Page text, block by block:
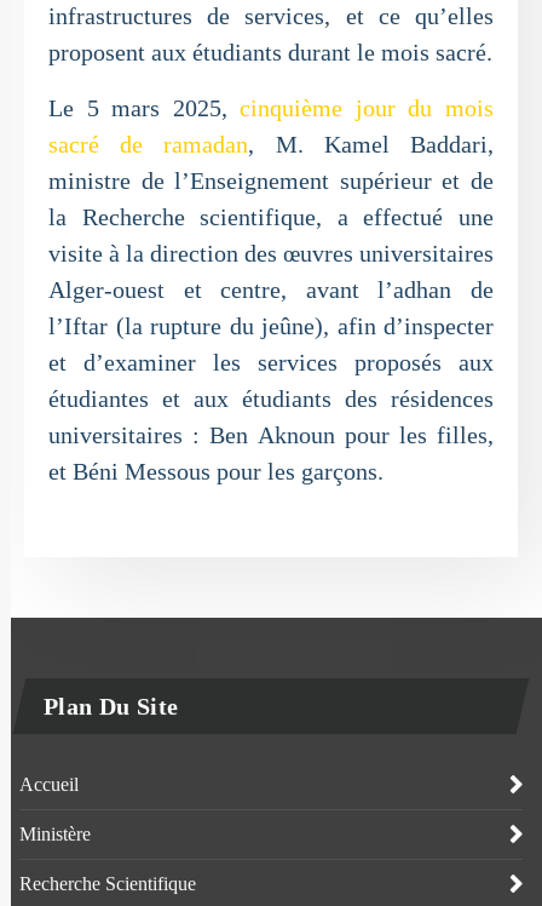
infrastructures de services, et ce qu’elles
proposent aux étudiants durant le mois sacré.
Le 5 mars 2025,cinquième jour du mois
sacré de ramadan, M. Kamel Baddari,
ministre de l’Enseignement supérieur et de
la Recherche scientifique, a effectué une
visite à la direction des œuvres universitaires
Alger-ouest et centre, avant l’adhan de
l’Iftar (la rupture du jeûne), afin d’inspecter
et d’examiner les services proposés aux
étudiantes et aux étudiants des résidences
universitaires : Ben Aknoun pour les filles,
et Béni Messous pour les garçons.
Plan Du Site
Accueil
Ministère
Recherche Scientifique